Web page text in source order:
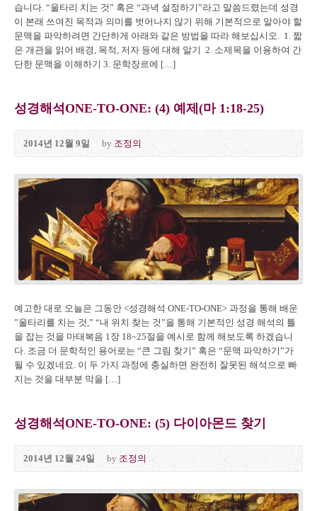
습니다. “울타리 치는 것” 혹은 “과녁 설정하기”라고 말씀드렸는데 성경
이 본래 쓰여진 목적과 의미를 벗어나지 않기 위해 기본적으로 알아야 할
문맥을 파악하려면 간단하게 아래와 같은 방법을 따라 해보십시오. 1. 짧
은 개관을 읽어 배경, 목적, 저자 등에 대해 알기 2. 소제목을 이용하여 간
단한 문맥을 이해하기 3. 문학장르에 […]
성경해석ONE-TO-ONE: (4) 예제(마 1:18-25)
2014년 12월 9일 by 조정의
예고한 대로 오늘은 그동안 <성경해석 ONE-TO-ONE> 과정을 통해 배운
”울타리를 치는 것,” “내 위치 찾는 것”을 통해 기본적인 성경 해석의 틀
을 잡는 것을 마태복음 1장 18~25절을 예시로 함께 해보도록 하겠습니
다. 조금 더 문학적인 용어로는 “큰 그림 찾기” 혹은 “문맥 파악하기”가
될 수 있겠네요. 이 두 가지 과정에 충실하면 완전히 잘못된 해석으로 빠
지는 것을 대부분 막을 […]
성경해석ONE-TO-ONE: (5) 다이아몬드 찾기
2014년 12월 24일 by 조정의